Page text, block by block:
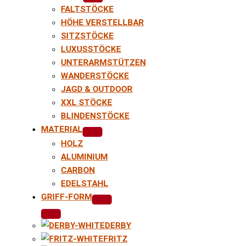
FALTSTÖCKE
HÖHE VERSTELLBAR
SITZSTÖCKE
LUXUSSTÖCKE
UNTERARMSTÜTZEN
WANDERSTÖCKE
JAGD & OUTDOOR
XXL STÖCKE
BLINDENSTÖCKE
MATERIAL
HOLZ
ALUMINIUM
CARBON
EDELSTAHL
GRIFF-FORM
DERBY
FRITZ